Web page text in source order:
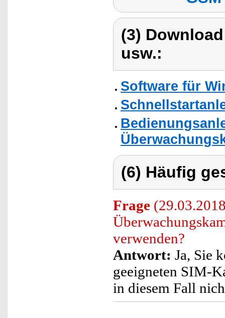
(3)
usw.:
Software für
(6) Häufig
Frage
verwenden?
Antwort: Ja, Sie
geeigneten SIM-
in diesem Fall